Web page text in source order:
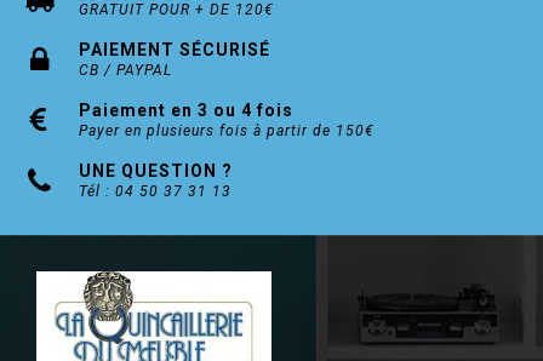
GRATUIT POUR + DE 120€
PAIEMENT SÉCURISÉ
CB / PAYPAL
Paiement en 3 ou 4 fois
Payer en plusieurs fois à partir de 150€
UNE QUESTION ?
Tél : 04 50 37 31 13